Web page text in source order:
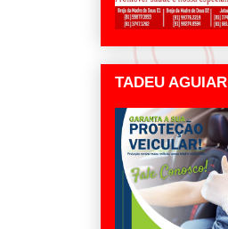
TADEU AGUIAR